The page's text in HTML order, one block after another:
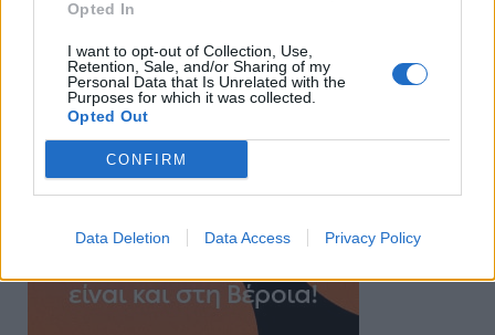
Opted In
I want to opt-out of Collection, Use,
Retention, Sale, and/or Sharing of my
Personal Data that Is Unrelated with the
Purposes for which it was collected.
Opted Out
CONFIRM
Data Deletion Data Access Privacy Policy